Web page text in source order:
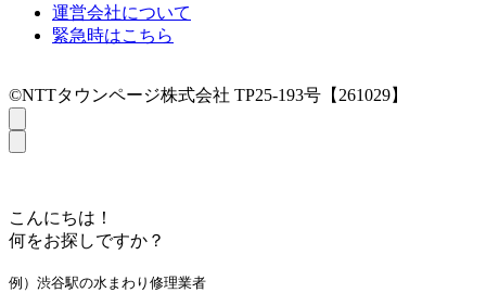
運営会社について
緊急時はこちら
©NTTタウンページ株式会社 TP25-193号【261029】
こんにちは！
何をお探しですか？
例）渋谷駅の水まわり修理業者